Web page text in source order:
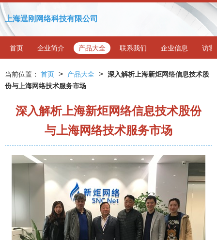
上海逞刚网络科技有限公司
首页 企业简介 产品大全 联系我们 企业信息 访客
当前位置： 首页 > 产品大全 > 深入解析上海新炬网络信息技术股
份与上海网络技术服务市场
深入解析上海新炬网络信息技术股份
与上海网络技术服务市场